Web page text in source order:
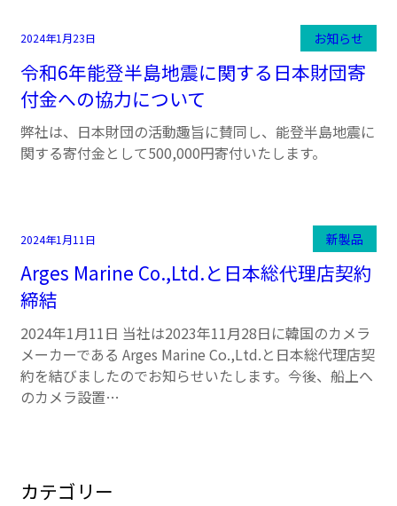
2024年1月23日 お知らせ
令和6年能登半島地震に関する日本財団寄
付金への協力について
弊社は、日本財団の活動趣旨に賛同し、能登半島地震に
関する寄付金として500,000円寄付いたします。
2024年1月11日 新製品
Arges Marine Co.,Ltd.と日本総代理店契約
締結
2024年1月11日 当社は2023年11月28日に韓国のカメラ
メーカーである Arges Marine Co.,Ltd.と日本総代理店契
約を結びましたのでお知らせいたします。今後、船上へ
のカメラ設置…
カテゴリー